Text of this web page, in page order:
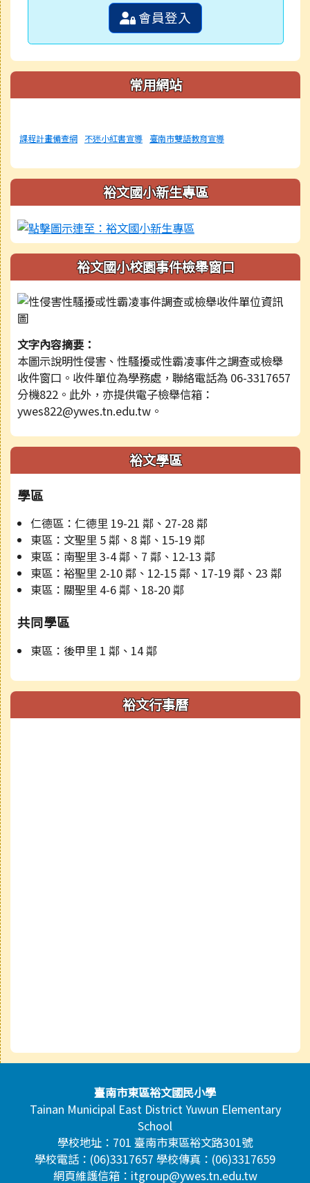
會員登入
常用網站
課程計畫備查網 不迷小紅書宣導 臺南市雙語教育宣導
裕文國小新生專區
裕文國小校園事件檢舉窗口
文字內容摘要：
本圖示說明性侵害、性騷擾或性霸凌事件之調查或檢舉
收件窗口。收件單位為學務處，聯絡電話為 06-3317657
分機822。此外，亦提供電子檢舉信箱：
ywes822@ywes.tn.edu.tw。
裕文學區
學區
仁德區：仁德里 19-21 鄰、27-28 鄰
東區：文聖里 5 鄰、8 鄰、15-19 鄰
東區：南聖里 3-4 鄰、7 鄰、12-13 鄰
東區：裕聖里 2-10 鄰、12-15 鄰、17-19 鄰、23 鄰
東區：關聖里 4-6 鄰、18-20 鄰
共同學區
東區：後甲里 1 鄰、14 鄰
裕文行事曆
頁尾區域內容臺南市東區裕文國民小學
Tainan Municipal East District Yuwun Elementary
School
學校地址：701 臺南市東區裕文路301號
學校電話：(06)3317657 學校傳真：(06)3317659
網頁維護信箱：itgroup@ywes.tn.edu.tw